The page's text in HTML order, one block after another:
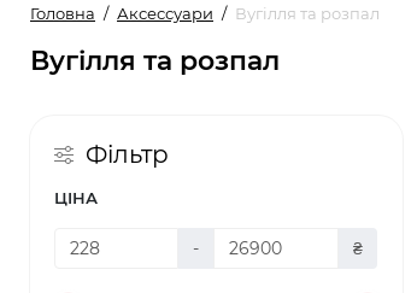
Головна Аксессуари Вугілля та розпал
Вугілля та розпал
Фільтр
ЦІНА
- ₴